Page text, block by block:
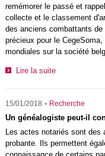
remémorer le passé et
collecte et le classement
des anciens combattants
précieux pour le
mondiales sur la société
Lire la suite
15/01/2018 - Recherche
Un généalogiste peut-il
Les actes notariés sont des
probante. Ils permettent